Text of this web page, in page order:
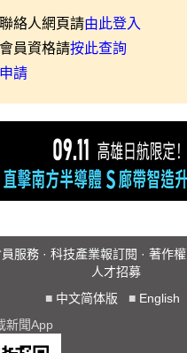
絡人網頁請由此登入
員資格請按此查詢
請
員服務 · 科技產業報訂閱 · 著作權
人才招募
■ 中文简体版 ■ English
新聞App